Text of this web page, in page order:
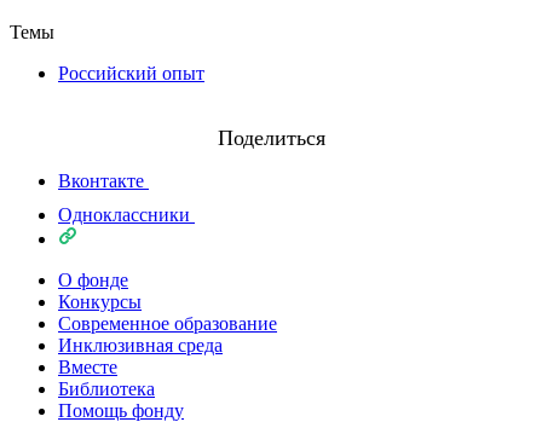
Темы
Российский опыт
Поделиться
Вконтакте
Одноклассники
О фонде
Конкурсы
Современное образование
Инклюзивная среда
Вместе
Библиотека
Помощь фонду